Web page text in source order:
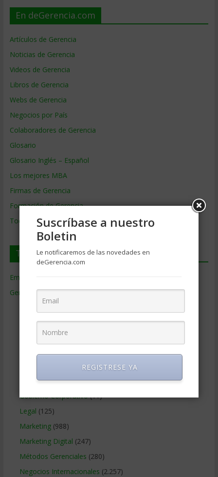
En deGerencia.com
Artículos de Gerencia
Noticias de Gerencia
Videos de Gerencia
Libros de Gerencia
Webs de Gerencia
Negocios por País
Colaboradores de Gerencia
Glosario
Glosario Inglés – Español
Los mejores MBA
Firmas de Gerencia
Formación de Gerencia
Todos los Temas
Temas de Gerencia
Empresas de Gerencia
Gerencia(9.477)
Ciencias Económicas
Contabilidad(466)
Educacion Gerencial
Finanzas Corporativas(748)
Gerencia social y ambiental(223)
Gobierno Corporativo(11)
Legal (125)
Marketing(988)
Marketing Digital (247)
Métodos Gerenciales (280)
Negocios Internacionales (2.257)
Suscríbase a nuestro
Boletin
Le notificaremos de las novedades en
deGerencia.com
REGISTRESE YA